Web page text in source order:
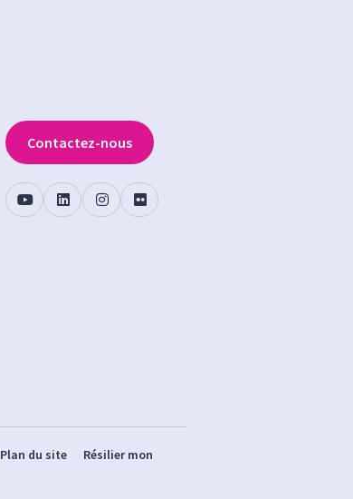
Contactez-nous
Plan du site Résilier mon